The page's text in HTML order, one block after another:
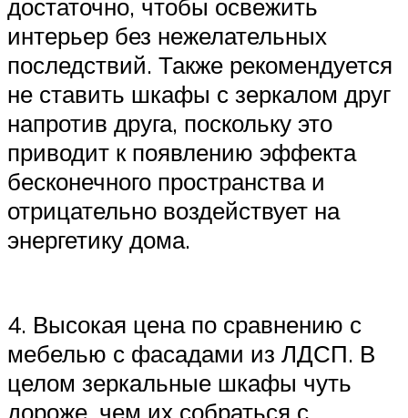
достаточно, чтобы освежить
интерьер без нежелательных
последствий. Также рекомендуется
не ставить шкафы с зеркалом друг
напротив друга, поскольку это
приводит к появлению эффекта
бесконечного пространства и
отрицательно воздействует на
энергетику дома.
4. Высокая цена по сравнению с
мебелью с фасадами из ЛДСП. В
целом зеркальные шкафы чуть
дороже, чем их собраться с